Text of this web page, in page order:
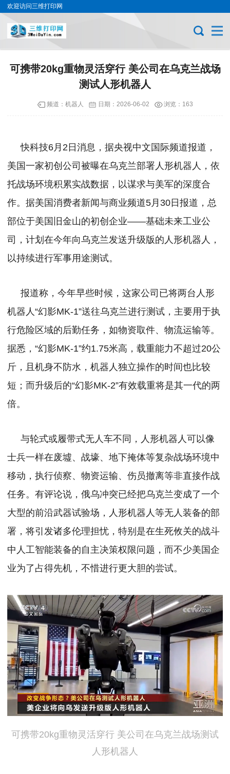
欢迎访问三维打印网
可携带20kg重物灵活穿行 美公司在乌克兰战场
测试人形机器人
频道： 机器人 日期： 2026-06-02 浏览：163
快科技6月2日消息，据央视中文国际频道报道，
美国一家初创公司被曝在乌克兰部署人形机器人，依
托战场环境积累实战数据，以谋求与美军的深度合
作。据美国消费者新闻与商业频道5月30日报道，总
部位于美国旧金山的初创企业——基础未来工业公
司，计划在今年向乌克兰发送升级版的人形机器人，
以持续进行军事用途测试。
报道称，今年早些时候，这家公司已将两台人形
机器人“幻影MK-1”送往乌克兰进行测试，主要用于执
行危险区域的后勤任务，如物资取件、物流运输等。
据悉，“幻影MK-1”约1.75米高，载重能力不超过20公
斤，且机身不防水，机器人独立操作的时间也比较
短；而升级后的“幻影MK-2”有效载重将是其一代的两
倍。
与轮式或履带式无人车不同，人形机器人可以像
士兵一样在废墟、战壕、地下掩体等复杂战场环境中
移动，执行侦察、物资运输、伤员撤离等非直接作战
任务。有评论说，俄乌冲突已经把乌克兰变成了一个
大型的前沿武器试验场，人形机器人等无人装备的部
署，将引发诸多伦理担忧，特别是在生死攸关的战斗
中人工智能装备的自主决策权限问题，而不少美国企
业为了占得先机，不惜进行更大胆的尝试。
可携带20kg重物灵活穿行 美公司在乌克兰战场测试
人形机器人